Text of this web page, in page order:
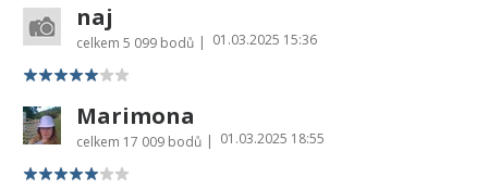
naj
celkem 5 099 bodů | 01.03.2025 15:36
Marimona
celkem 17 009 bodů | 01.03.2025 18:55